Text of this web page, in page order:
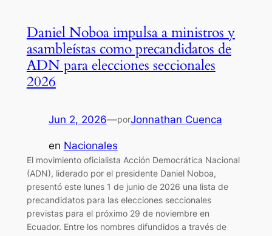
Daniel Noboa impulsa a ministros y
asambleístas como precandidatos de
ADN para elecciones seccionales
2026
Jun 2, 2026—porJonnathan Cuenca
en Nacionales
El movimiento oficialista Acción Democrática Nacional
(ADN), liderado por el presidente Daniel Noboa,
presentó este lunes 1 de junio de 2026 una lista de
precandidatos para las elecciones seccionales
previstas para el próximo 29 de noviembre en
Ecuador. Entre los nombres difundidos a través de